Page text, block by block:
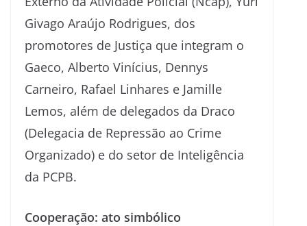
Givago Araújo Rodrigues, dos
promotores de Justiça que integram o
Gaeco, Alberto Vinícius, Dennys
Carneiro, Rafael Linhares e Jamille
Lemos, além de delegados da Draco
(Delegacia de Repressão ao Crime
Organizado) e do setor de Inteligência
da PCPB.
Cooperação: ato simbólico